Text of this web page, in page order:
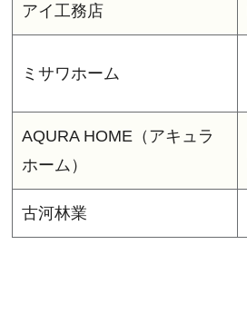
アイ工務店
ミサワホーム
AQURA HOME（アキュラ
ホーム）
古河林業